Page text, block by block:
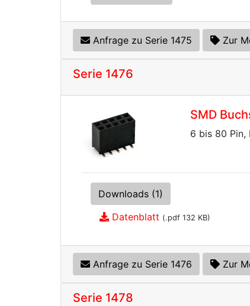
Anfrage zu Serie 1475 Zur
Serie 1476
SMD
6 bis 80 Pin,
Downloads (1)
Datenblatt (.pdf 132 KB)
Anfrage zu Serie 1476 Zur
Serie 1478